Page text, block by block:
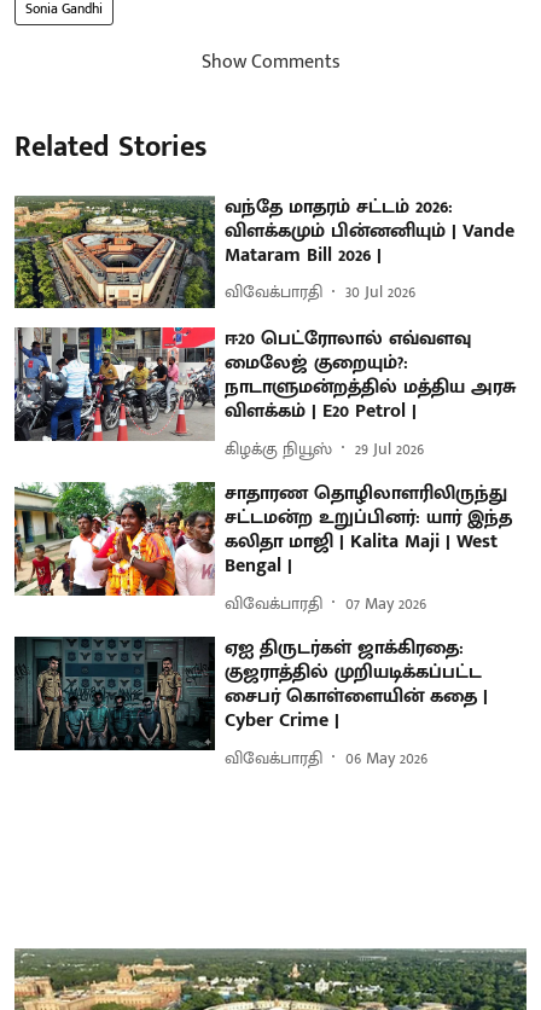
Sonia Gandhi
Show Comments
Related Stories
வந்தே மாதரம் சட்டம் 2026:
விளக்கமும் பின்னனியும் | Vande
Mataram Bill 2026 |
விவேக்பாரதி 30 Jul 2026
ஈ20 பெட்ரோலால் எவ்வளவு
மைலேஜ் குறையும்?:
நாடாளுமன்றத்தில் மத்திய அரசு
விளக்கம் | E20 Petrol |
கிழக்கு நியூஸ் 29 Jul 2026
சாதாரண தொழிலாளரிலிருந்து
சட்டமன்ற உறுப்பினர்: யார் இந்த
கலிதா மாஜி | Kalita Maji | West
Bengal |
விவேக்பாரதி 07 May 2026
ஏஐ திருடர்கள் ஜாக்கிரதை:
குஜராத்தில் முறியடிக்கப்பட்ட
சைபர் கொள்ளையின் கதை |
Cyber Crime |
விவேக்பாரதி 06 May 2026